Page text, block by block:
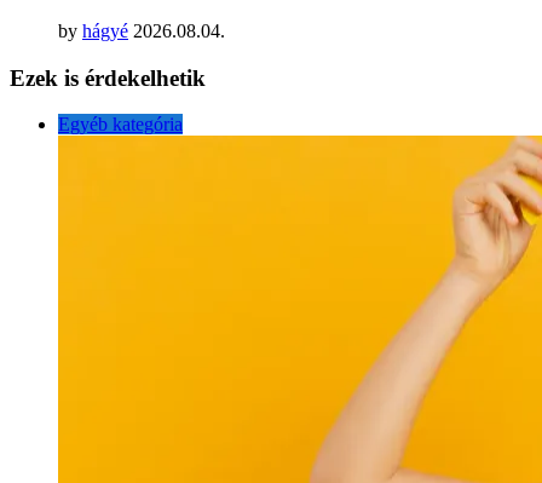
by hágyé 2026.08.04.
Ezek is érdekelhetik
Egyéb kategória